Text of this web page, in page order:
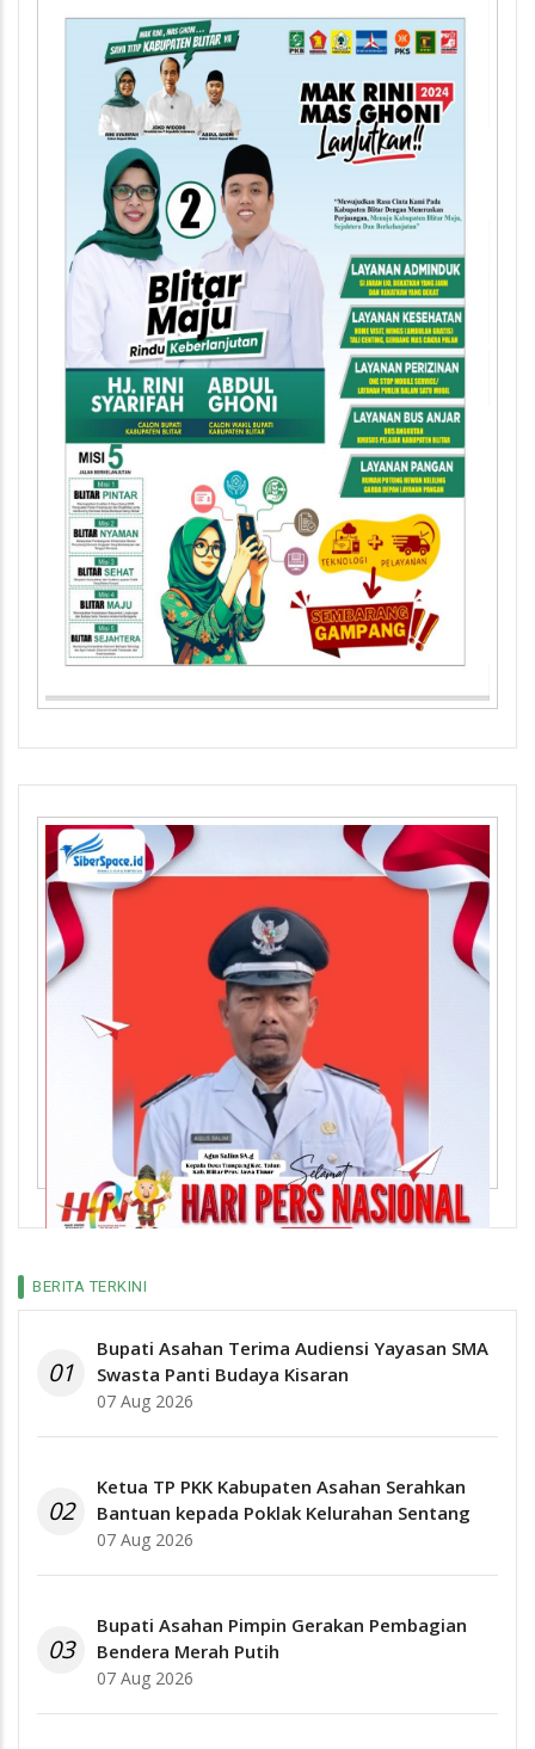
BERITA TERKINI
01
Bupati Asahan Terima Audiensi Yayasan SMA
Swasta Panti Budaya Kisaran
07 Aug 2026
02
Ketua TP PKK Kabupaten Asahan Serahkan
Bantuan kepada Poklak Kelurahan Sentang
07 Aug 2026
03
Bupati Asahan Pimpin Gerakan Pembagian
Bendera Merah Putih
07 Aug 2026